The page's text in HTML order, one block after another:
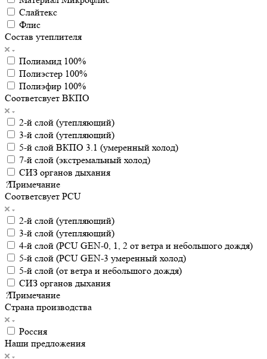
Слайтекс
Флис
Состав утеплителя
Полиамид 100%
Полиэстер 100%
Полиэфир 100%
Соответсвует ВКПО
2-й слой (утепляющий)
3-й слой (утепляющий)
5-й слой ВКПО 3.1 (умеренный холод)
7-й слой (экстремальный холод)
СИЗ органов дыхания
?Примечание
Соответсвует PCU
2-й слой (утепляющий)
3-й слой (утепляющий)
4-й слой (PCU GEN-0, 1, 2 от ветра и небольшого дождя)
5-й слой (PCU GEN-3 умеренный холод)
5-й слой (от ветра и небольшого дождя)
СИЗ органов дыхания
?Примечание
Страна производства
Россия
Наши предложения